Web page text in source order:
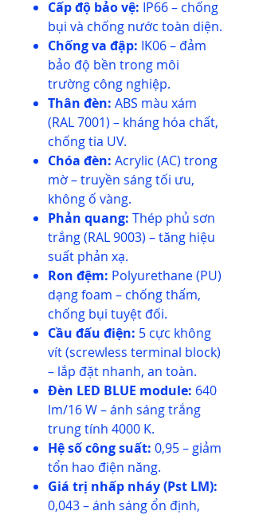
Cấp độ bảo vệ: IP66 – chống
bụi và chống nước toàn diện.
Chống va đập: IK06 – đảm
bảo độ bền trong môi
trường công nghiệp.
Thân đèn: ABS màu xám
(RAL 7001) – kháng hóa chất,
chống tia UV.
Chóa đèn: Acrylic (AC) trong
mờ – truyền sáng tối ưu,
không ố vàng.
Phản quang: Thép phủ sơn
trắng (RAL 9003) – tăng hiệu
suất phản xạ.
Ron đệm: Polyurethane (PU)
dạng foam – chống thấm,
chống bụi tuyệt đối.
Cầu đấu điện: 5 cực không
vít (screwless terminal block)
– lắp đặt nhanh, an toàn.
Đèn LED BLUE module: 640
lm/16 W – ánh sáng trắng
trung tính 4000 K.
Hệ số công suất: 0,95 – giảm
tổn hao điện năng.
Giá trị nhấp nháy (Pst LM):
0,043 – ánh sáng ổn định,